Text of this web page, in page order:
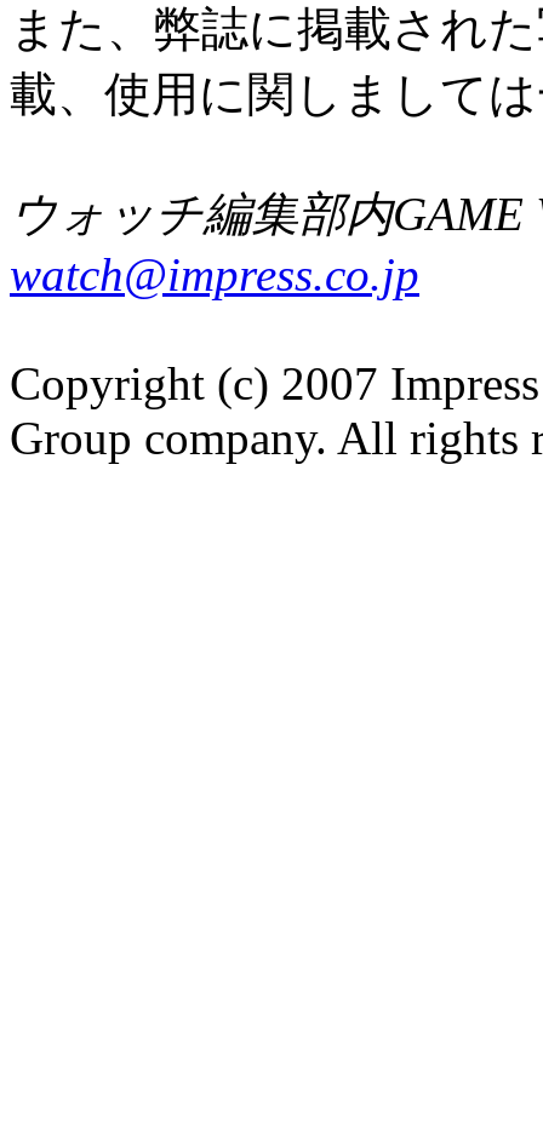
また、弊誌に掲載され
載、使用に関しまして
ウォッチ編集部内GAME
watch@impress.co.jp
Copyright (c) 2007
Group company. All rights